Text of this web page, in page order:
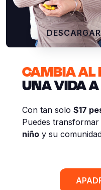
CAMBIA AL
UNA VIDA
Con tan solo $17
Puedes transformar
niño y su